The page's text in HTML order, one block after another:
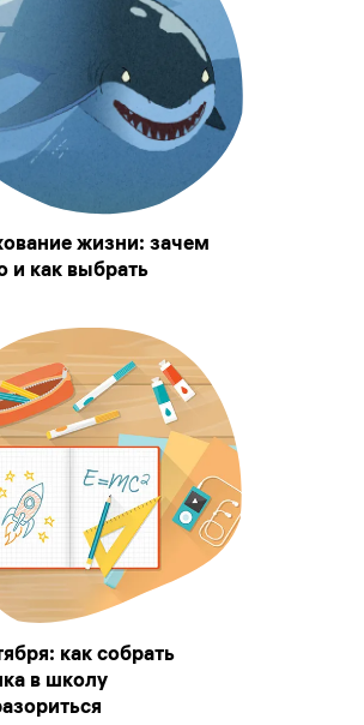
жизни: зачем
и как выбрать
как собрать
в школу